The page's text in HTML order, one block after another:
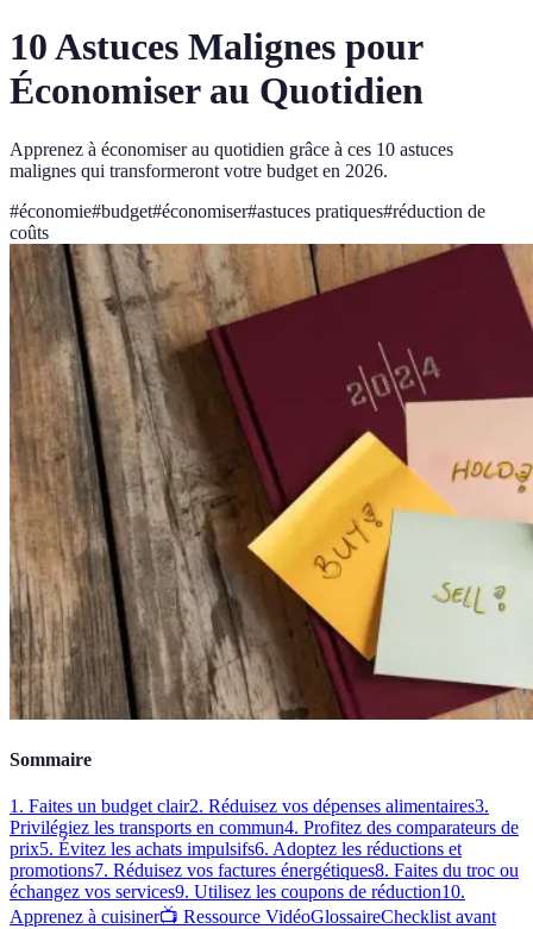
10 Astuces Malignes pour
Économiser au Quotidien
Apprenez à économiser au quotidien grâce à ces 10 astuces
malignes qui transformeront votre budget en 2026.
#économie#budget#économiser#astuces pratiques#réduction de
coûts
Sommaire
1. Faites un budget clair2. Réduisez vos dépenses alimentaires3.
Privilégiez les transports en commun4. Profitez des comparateurs de
prix5. Évitez les achats impulsifs6. Adoptez les réductions et
promotions7. Réduisez vos factures énergétiques8. Faites du troc ou
échangez vos services9. Utilisez les coupons de réduction10.
Apprenez à cuisiner📺 Ressource VidéoGlossaireChecklist avant